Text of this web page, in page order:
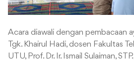
Acara diawali dengan pembacaan
Tgk. Khairul Hadi, dosen Fakultas
UTU, Prof. Dr. Ir. Ismail Sulaiman,